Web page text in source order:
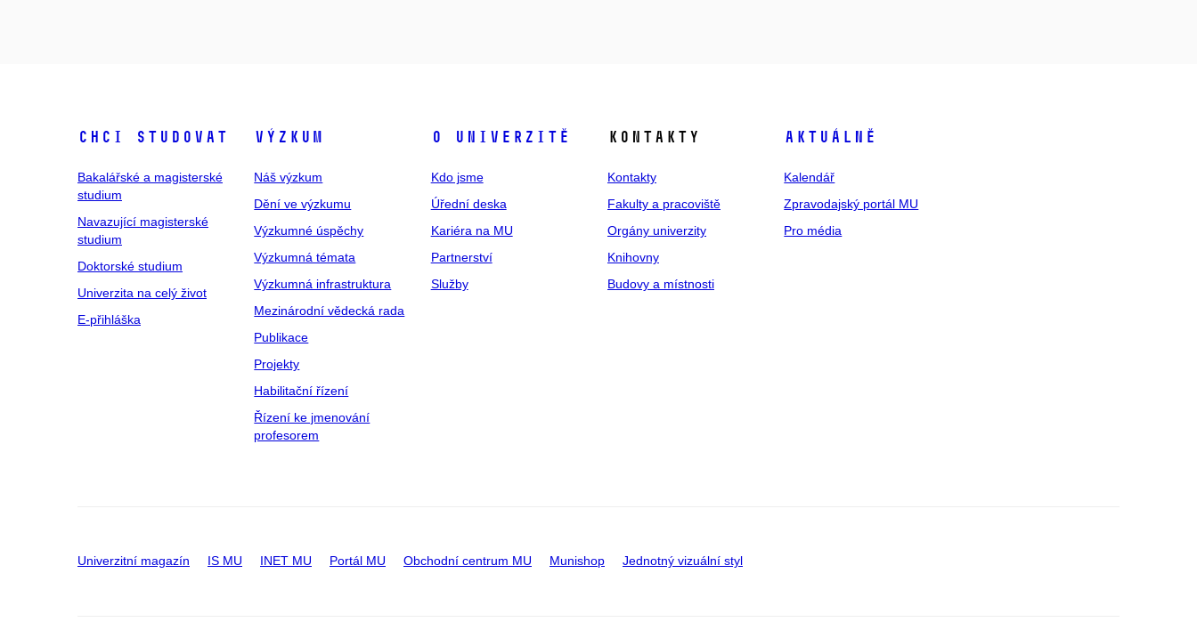
Chci studovat
Bakalářské a magisterské
studium
Navazující magisterské
studium
Doktorské studium
Univerzita na celý život
E-přihláška
Výzkum
Náš výzkum
Dění ve výzkumu
Výzkumné úspěchy
Výzkumná témata
Výzkumná infrastruktura
Mezinárodní vědecká rada
Publikace
Projekty
Habilitační řízení
Řízení ke jmenování
profesorem
O univerzitě
Kdo jsme
Úřední deska
Kariéra na MU
Partnerství
Služby
Kontakty
Kontakty
Fakulty a pracoviště
Orgány univerzity
Knihovny
Budovy a místnosti
Aktuálně
Kalendář
Zpravodajský portál MU
Pro média
Univerzitní magazín IS MU INET MU Portál MU Obchodní centrum MU Munishop Jednotný vizuální styl